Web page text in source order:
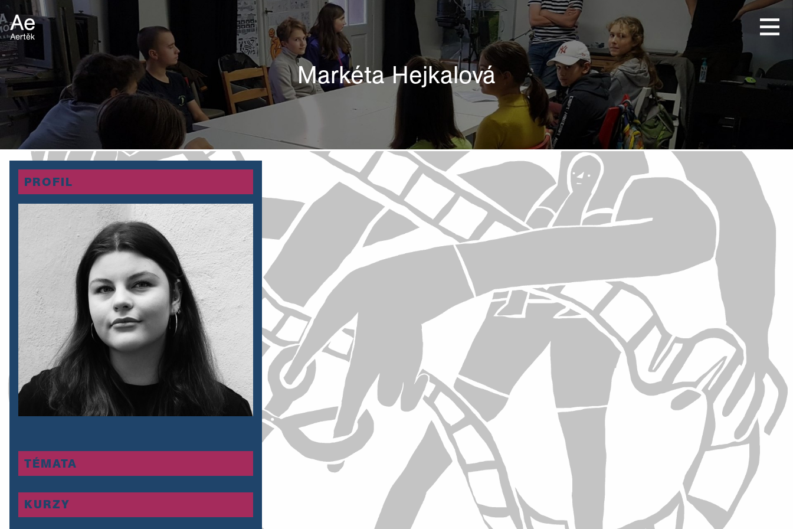
Markéta Hejkalová
PROFIL
TÉMATA
KURZY